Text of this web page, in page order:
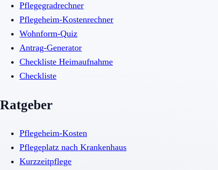
Pflegegradrechner
Pflegeheim-Kostenrechner
Wohnform-Quiz
Antrag-Generator
Checkliste Heimaufnahme
Checkliste
Ratgeber
Pflegeheim-Kosten
Pflegeplatz nach Krankenhaus
Kurzzeitpflege